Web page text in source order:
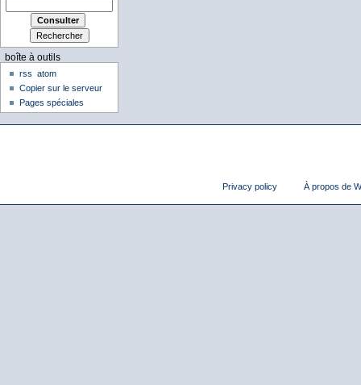
boîte à outils
rss
atom
Copier sur le serveur
Pages spéciales
Privacy policy À propos de